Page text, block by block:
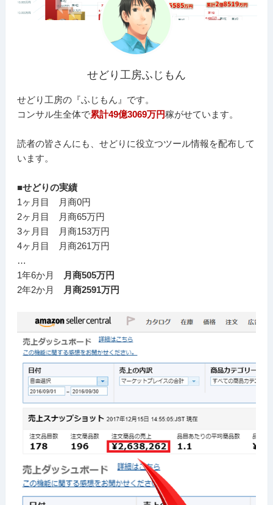
せどり工房ふじもん
せどり工房の『ふじもん』です。
コンサル生全体で累計49億3069万円稼がせています。
読者の皆さんにも、せどりに役立つツール情報を配布して
います。
■せどりの実績
1ヶ月目 月商0円
2ヶ月目 月商65万円
3ヶ月目 月商153万円
4ヶ月目 月商261万円
…
1年6か月
月商505万円
2年2か月
月商2591万円